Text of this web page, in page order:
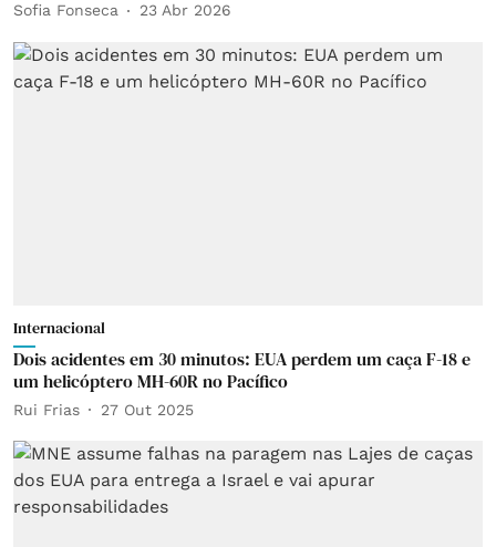
Sofia Fonseca 23 Abr 2026
Internacional
Dois acidentes em 30 minutos: EUA perdem um caça F-18 e
um helicóptero MH-60R no Pacífico
Rui Frias 27 Out 2025